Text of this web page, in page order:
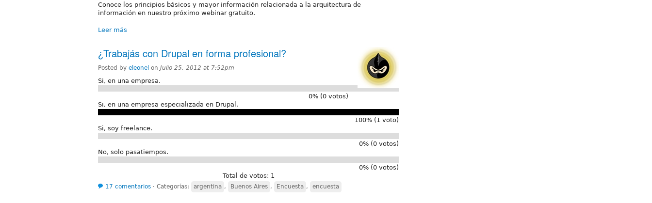
Conoce los principios básicos y mayor información relacionada a la arquitectura de
información en nuestro próximo webinar gratuito.
Leer más
¿Trabajás con Drupal en forma profesional?
Posted by eleonel on Julio 25, 2012 at 7:52pm
Si, en una empresa.
0% (0 votos)
Si, en una empresa especializada en Drupal.
100% (1 voto)
Si, soy freelance.
0% (0 votos)
No, solo pasatiempos.
0% (0 votos)
Total de votos: 1
17 comentarios ⋅ Categorías: argentina , Buenos Aires , Encuesta , encuesta